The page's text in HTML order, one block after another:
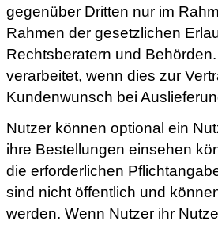
gegenüber Dritten nur im
Rahmen der gesetzlichen
Rechtsberatern und
verarbeitet, wenn dies zur
Kundenwunsch bei
Nutzer können optional ein
ihre Bestellungen einsehen
die erforderlichen
sind nicht öffentlich und
werden. Wenn Nutzer ihr